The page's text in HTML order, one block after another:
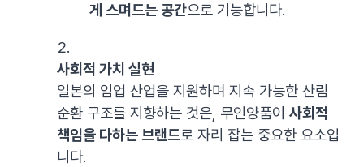
게 스며드는 공간으로 기능합니다.
사회적 가치 실현
일본의 임업 산업을 지원하며 지속 가능한 산림
순환 구조를 지향하는 것은, 무인양품이 사회적
책임을 다하는 브랜드로 자리 잡는 중요한 요소입
니다.